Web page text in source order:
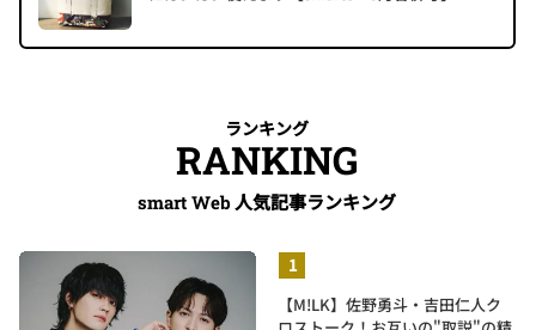
ランキング
RANKING
smart Web 人気記事ランキング
【M!LK】佐野勇斗・吉田仁人ク